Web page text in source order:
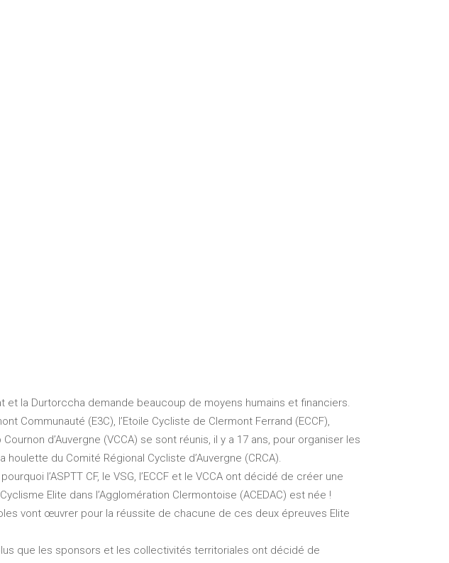
et la Durtorccha demande beaucoup de moyens humains et financiers.
Communauté (E3C), l’Etoile Cycliste de Clermont Ferrand (ECCF),
d’Auvergne (VCCA) se sont réunis, il y a 17 ans, pour organiser les
du Comité Régional Cycliste d’Auvergne (CRCA).
l’ASPTT CF, le VSG, l’ECCF et le VCCA ont décidé de créer une
Elite dans l’Agglomération Clermontoise (ACEDAC) est née !
vont œuvrer pour la réussite de chacune de ces deux épreuves Elite
que les sponsors et les collectivités territoriales ont décidé de